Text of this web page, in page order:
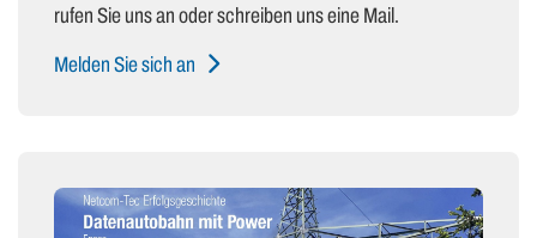
rufen Sie uns an oder schreiben uns eine Mail.
Melden Sie sich an